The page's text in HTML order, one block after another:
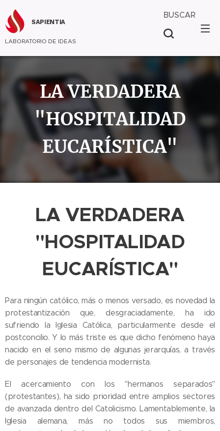
SAPIENTIA
LABORATORIO DE IDEAS
BUSCAR
LA VERDADERA
"HOSPITALIDAD
EUCARÍSTICA"
LA VERDADERA
"HOSPITALIDAD
EUCARÍSTICA"
Para ningún católico, más o menos versado, es novedad la
protestantización que, desgraciadamente, ha ido
sufriendo la Iglesia Católica, particularmente desde el
postconcilio. Y lo más triste es que dicho fenómeno haya
nacido en el seno mismo de algunas jerarquías, a través
de personajes de tendencia modernista.
El acercamiento con los "hermanos separados"
(protestantes), ha sido prioridad entre amplios sectores
de avanzada dentro del Catolicismo. Lamentablemente, la
Iglesia alemana, más no todos sus miembros,